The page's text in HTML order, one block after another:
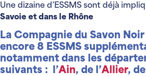
Une dizaine d’ESSMS sont déjà
Savoie et dans le Rhône
La Compagnie du Savon
encore 8 ESSMS
notamment dans les
suivants : l’Ain, de l’Allier, de